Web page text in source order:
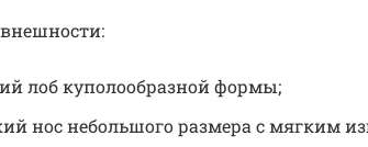
лоб куполообразной формы;
нос небольшого размера с мягким